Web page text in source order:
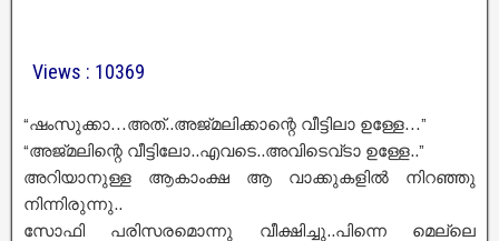
Views : 10369
“ഷംസുക്കാ…അത്..അജ്മലിക്കാന്റെ വീട്ടിലാ ഉള്ളേ…”
“അജ്മലിന്റെ വീട്ടിലോ..എവടെ..അവിടെവ്ടാ ഉള്ളേ..”
അറിയാനുള്ള ആകാംക്ഷ ആ വാക്കുകളിൽ നിറഞ്ഞു
നിന്നിരുന്നു..
സോഫി പരിസരമൊന്നു വീക്ഷിച്ചു..പിന്നെ മെല്ലെ